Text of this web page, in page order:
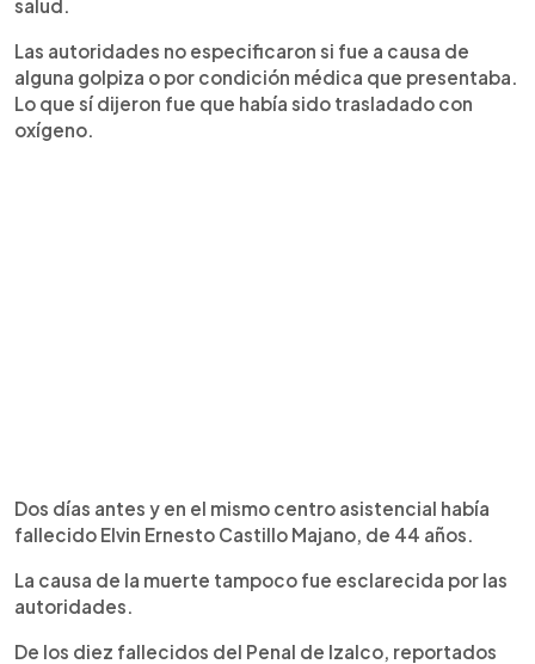
salud.
Las autoridades no especificaron si fue a causa de
alguna golpiza o por condición médica que presentaba.
Lo que sí dijeron fue que había sido trasladado con
oxígeno.
Dos días antes y en el mismo centro asistencial había
fallecido Elvin Ernesto Castillo Majano, de 44 años.
La causa de la muerte tampoco fue esclarecida por las
autoridades.
De los diez fallecidos del Penal de Izalco, reportados